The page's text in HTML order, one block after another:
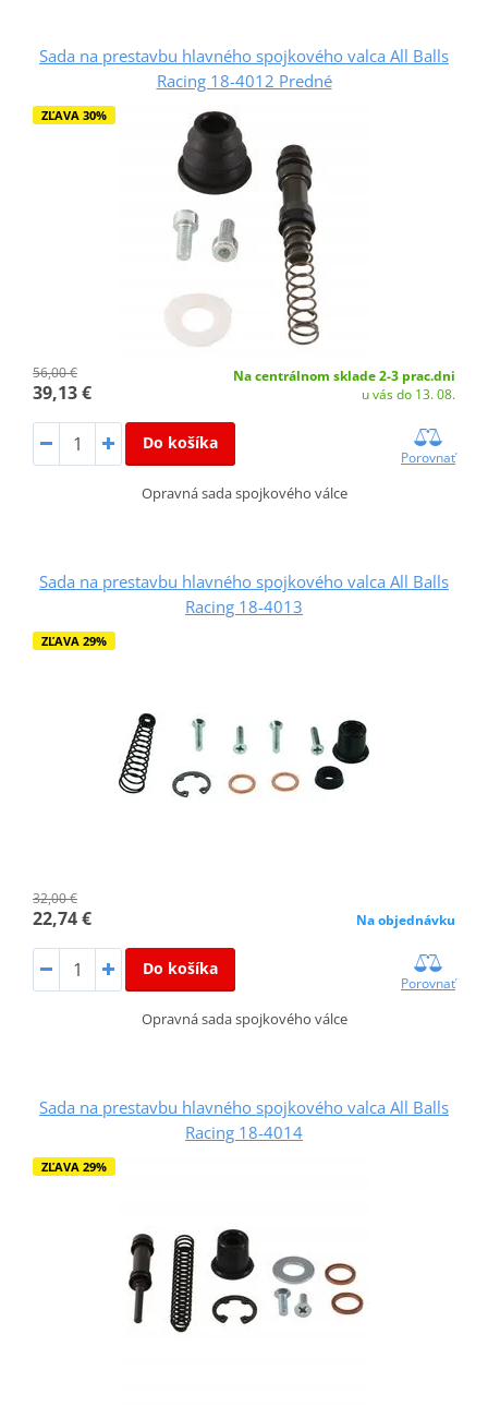
Sada na prestavbu hlavného spojkového valca All Balls
Racing 18-4012 Predné
ZĽAVA 30%
56,00 €
39,13 €
Na centrálnom sklade 2-3 prac.dni
u vás do 13. 08.
Do košíka
Porovnať
Opravná sada spojkového válce
Sada na prestavbu hlavného spojkového valca All Balls
Racing 18-4013
ZĽAVA 29%
32,00 €
22,74 € Na objednávku
Do košíka
Porovnať
Opravná sada spojkového válce
Sada na prestavbu hlavného spojkového valca All Balls
Racing 18-4014
ZĽAVA 29%